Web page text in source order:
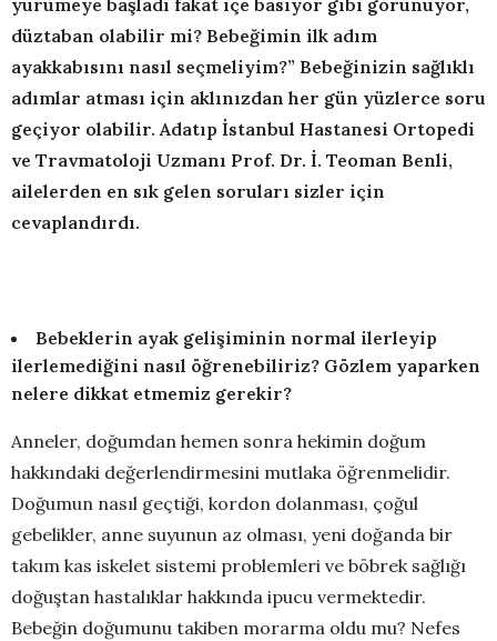
yürümeye başladı fakat içe basıyor gibi görünüyor,
düztaban olabilir mi? Bebeğimin ilk adım
ayakkabısını nasıl seçmeliyim?” Bebeğinizin sağlıklı
adımlar atması için aklınızdan her gün yüzlerce soru
geçiyor olabilir. Adatıp İstanbul Hastanesi Ortopedi
ve Travmatoloji Uzmanı Prof. Dr. İ. Teoman Benli,
ailelerden en sık gelen soruları sizler için
cevaplandırdı.
Bebeklerin ayak gelişiminin normal ilerleyip
ilerlemediğini nasıl öğrenebiliriz? Gözlem yaparken
nelere dikkat etmemiz gerekir?
Anneler, doğumdan hemen sonra hekimin doğum
hakkındaki değerlendirmesini mutlaka öğrenmelidir.
Doğumun nasıl geçtiği, kordon dolanması, çoğul
gebelikler, anne suyunun az olması, yeni doğanda bir
takım kas iskelet sistemi problemleri ve böbrek sağlığı
doğuştan hastalıklar hakkında ipucu vermektedir.
Bebeğin doğumunu takiben morarma oldu mu? Nefes